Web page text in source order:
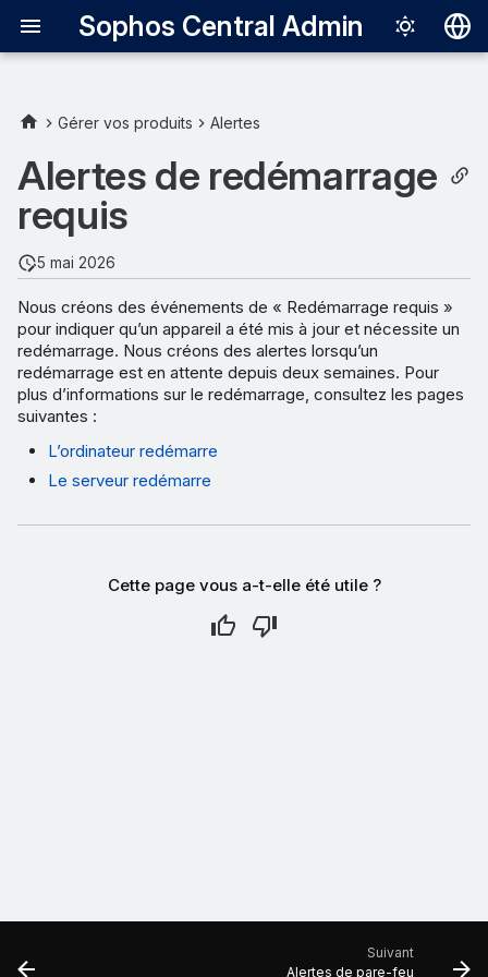
Sophos Central Admin
Français
日本語
한국어
中文（繁體）
Gérer vos produits Alertes
Alertes de redémarrage
requis
5 mai 2026
Nous créons des événements de « Redémarrage requis »
pour indiquer qu’un appareil a été mis à jour et nécessite un
redémarrage. Nous créons des alertes lorsqu’un
redémarrage est en attente depuis deux semaines. Pour
plus d’informations sur le redémarrage, consultez les pages
suivantes :
L’ordinateur redémarre
Le serveur redémarre
Cette page vous a-t-elle été utile ?
Suivant
Alertes de pare-feu